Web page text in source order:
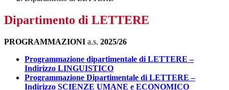
Dipartimento di LETTERE
PROGRAMMAZIONI a.s. 2025/26
Programmazione dipartimentale di LETTERE –
Indirizzo LINGUISTICO
Programmazione Dipartimentale di LETTERE –
Indirizzo SCIENZE UMANE e ECONOMICO